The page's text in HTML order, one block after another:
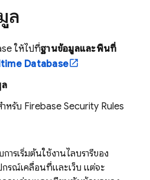
ล
ให้ไปที่ฐานข้อมูลและพื้นที่
Database
หรับ Firebase Security Rules
การเริ่มต้นใช้งานไลบรารีของ
กรณ์เคลื่อนที่และเว็บ แต่จะ